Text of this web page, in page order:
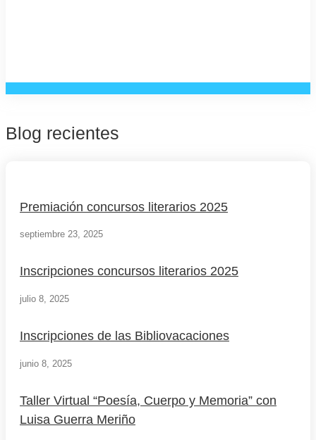
Blog recientes
Premiación concursos literarios 2025
septiembre 23, 2025
Inscripciones concursos literarios 2025
julio 8, 2025
Inscripciones de las Bibliovacaciones
junio 8, 2025
Taller Virtual “Poesía, Cuerpo y Memoria” con
Luisa Guerra Meriño